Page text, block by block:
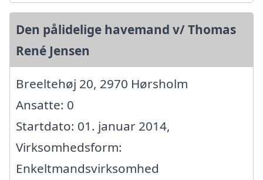
Den pålidelige havemand v/ Thomas
René Jensen
Breeltehøj 20, 2970 Hørsholm
Ansatte: 0
Startdato: 01. januar 2014,
Virksomhedsform:
Enkeltmandsvirksomhed